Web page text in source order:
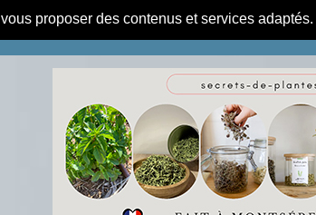
proposer des contenus et services adaptés.